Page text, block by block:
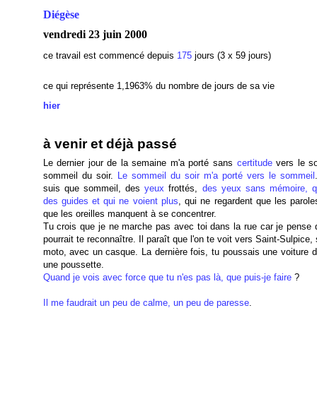
Diégèse
vendredi 23 juin 2000
ce travail est commencé depuis 175 jours (3 x 59 jours)
ce qui représente 1,1963% du nombre de jours de sa vie
hier
à venir et déjà passé
Le dernier jour de la semaine m'a porté sans certitudevers le
sommeil du soir. Le sommeil du soir m'a porté vers le sommeil
suis que sommeil, desyeux frottés, des yeux sans mémoire,
des guides et qui ne voient plus, qui ne regardent que les
que les oreilles manquent à se concentrer.
Tu crois que je ne marche pas avec toi dans la rue car je pense
pourrait te reconnaître. Il paraît que l'on te voit vers Saint-Sulpice,
moto, avec un casque. La dernière fois, tu poussais une voiture
une poussette.
Quand je vois avec force que tu n'es pas là, que puis-je faire?
Il me faudrait un peu de calme, un peu de paresse.